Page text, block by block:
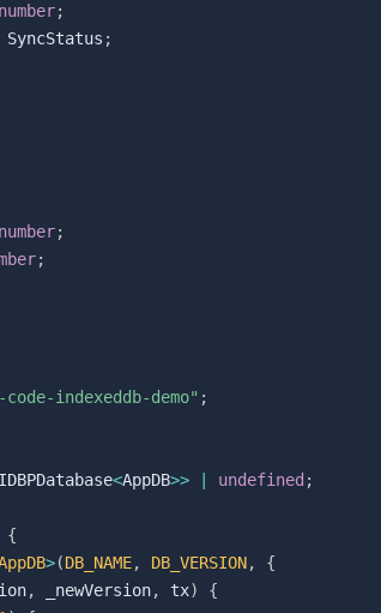
number;
SyncStatus ;
number;
;
indexeddb-demo" ;
IDBPDatabase<AppDB>> undefined ;
{
>(DB_NAME, DB_VERSION,
{
, _newVersion, tx)
{